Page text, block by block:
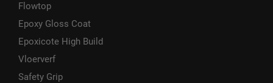
Flowtop
Epoxy Gloss Coat
Epoxicote High Build
Vloerverf
Safety Grip